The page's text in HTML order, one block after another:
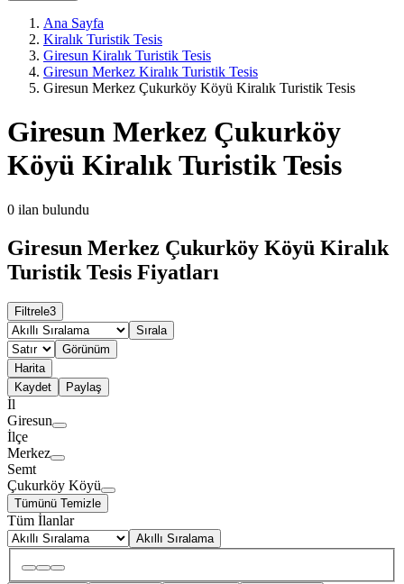
Ana Sayfa
Kiralık Turistik Tesis
Giresun Kiralık Turistik Tesis
Giresun Merkez Kiralık Turistik Tesis
Giresun Merkez Çukurköy Köyü Kiralık Turistik Tesis
Giresun Merkez Çukurköy
Köyü Kiralık Turistik Tesis
0 ilan bulundu
Giresun Merkez Çukurköy Köyü Kiralık
Turistik Tesis Fiyatları
Filtrele3
Sırala
Görünüm
Harita
Kaydet
Paylaş
İl
Giresun
İlçe
Merkez
Semt
Çukurköy Köyü
Tümünü Temizle
Tüm İlanlar
Akıllı Sıralama